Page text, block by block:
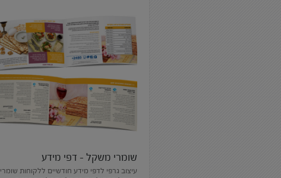
שומרי משקל – דפי מידע
עיצוב גרפי לדפי מידע חודשיים ללקוחות שומרי